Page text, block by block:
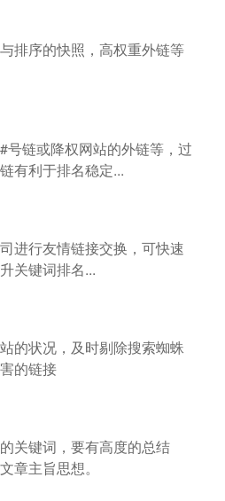
排序的快照，高权重外链等
号链或降权网站的外链等，过
有利于排名稳定...
进行友情链接交换，可快速
关键词排名...
的状况，及时剔除搜索蜘蛛
的链接
关键词，要有高度的总结
章主旨思想。